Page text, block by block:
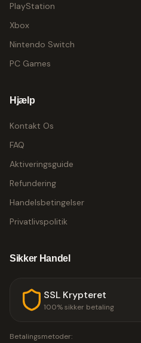
PlayStation
Xbox
Nintendo Switch
PC Games
Hjælp
Kontakt Os
FAQ
Aktiveringsguide
Refundering
Handelsbetingelser
Privatlivspolitik
Sikker Handel
SSL Krypteret
100% sikker betaling
Betalingsmetoder: